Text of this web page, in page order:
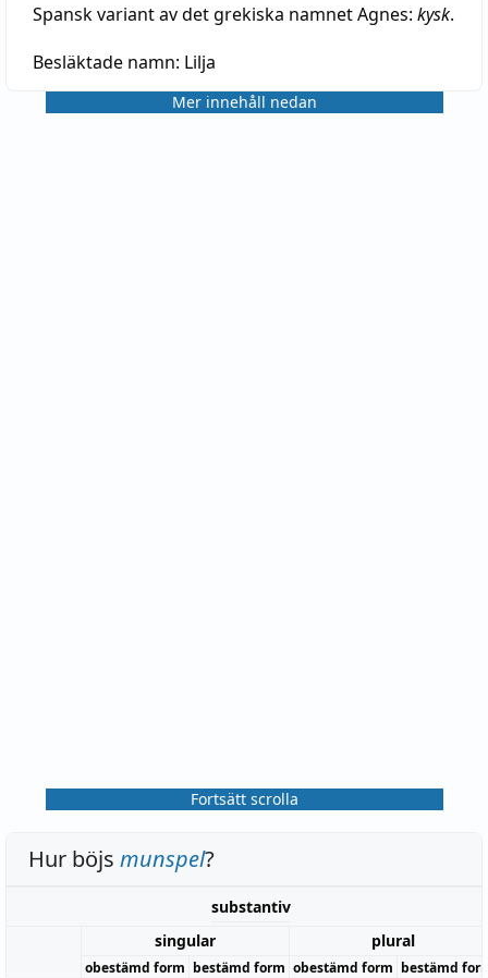
Spansk variant av det grekiska namnet Agnes: kysk.
Besläktade namn: Lilja
Mer innehåll nedan
Fortsätt scrolla
Hur böjs munspel?
substantiv
singular
plural
obestämd form bestämd form obestämd form bestämd